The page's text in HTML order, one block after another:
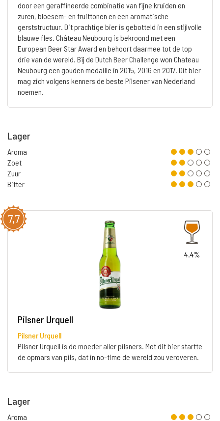
door een geraffineerde combinatie van fijne kruiden en
zuren, bloesem- en fruittonen en een aromatische
gerststructuur. Dit prachtige bier is gebotteld in een stijlvolle
blauwe fles. Château Neubourg is bekroond met een
European Beer Star Award en behoort daarmee tot de top
drie van de wereld. Bij de Dutch Beer Challenge won Chateau
Neubourg een gouden medaille in 2015, 2016 en 2017. Dit bier
mag zich volgens kenners de beste Pilsener van Nederland
noemen.
Lager
Aroma
Zoet
Zuur
Bitter
7,7
4.4%
Pilsner Urquell
Pilsner Urquell
Pilsner Urquell is de moeder aller pilsners. Met dit bier startte
de opmars van pils, dat in no-time de wereld zou veroveren.
Lager
Aroma